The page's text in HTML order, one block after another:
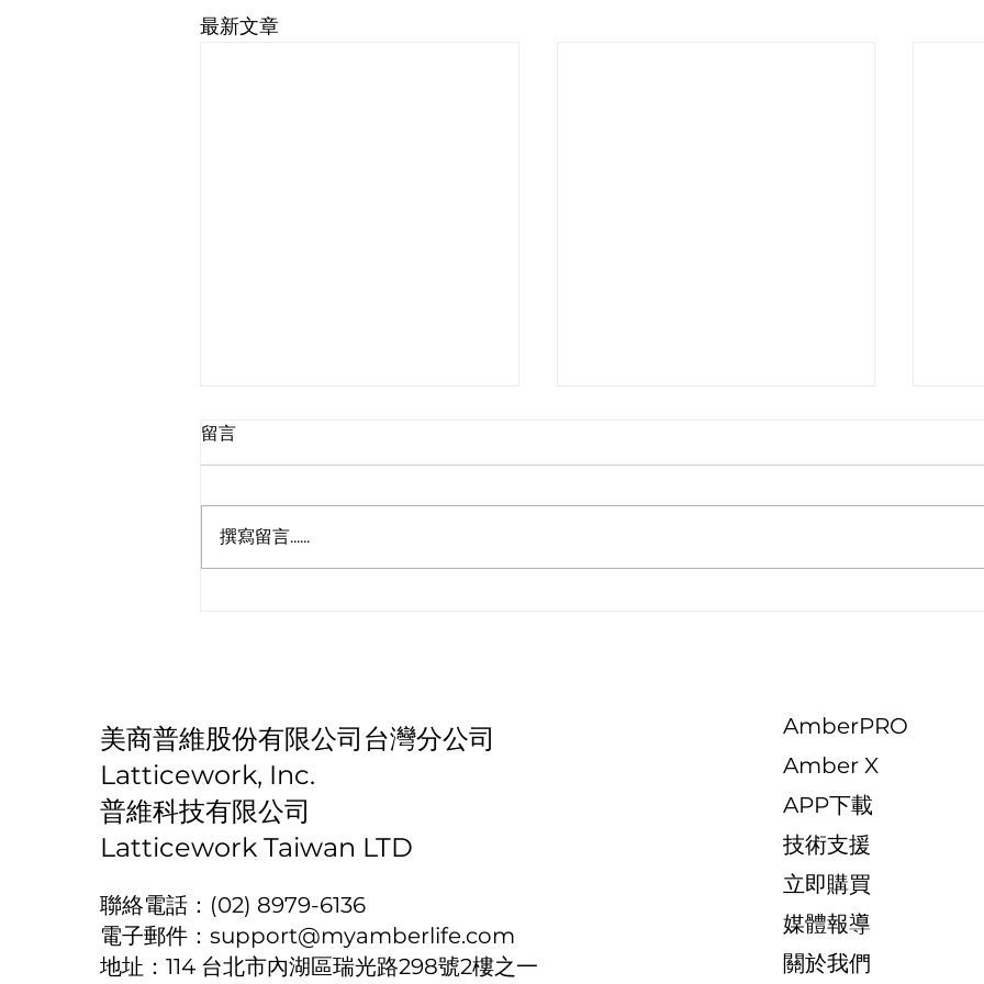
最新文章
留言
撰寫留言......
​美商普維股份有限公司台灣分公司
​Latticework, Inc.
普維科技有限公司
Latticework Taiwan LTD
聯絡電話：(02) 8979-6136
電子郵件： support@myamberlife.com
地址：114 台北市內湖區瑞光路298號2樓之一
AmberPRO
Amber X
APP下載
​技術支援
​立即購買
媒體報導
關於我們